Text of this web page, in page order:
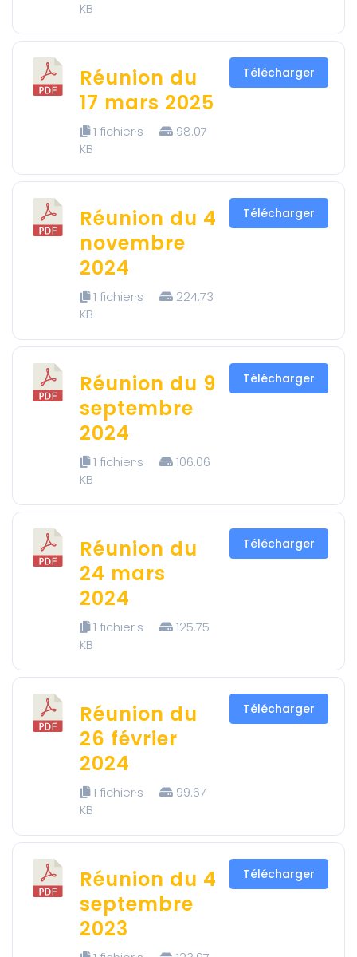
KB
Réunion du
17 mars 2025
1 fichier·s
98.07
KB
Télécharger
Réunion du 4
novembre
2024
1 fichier·s
224.73
KB
Télécharger
Réunion du 9
septembre
2024
1 fichier·s
106.06
KB
Télécharger
Réunion du
24 mars
2024
1 fichier·s
125.75
KB
Télécharger
Réunion du
26 février
2024
1 fichier·s
99.67
KB
Télécharger
Réunion du 4
septembre
2023
Télécharger